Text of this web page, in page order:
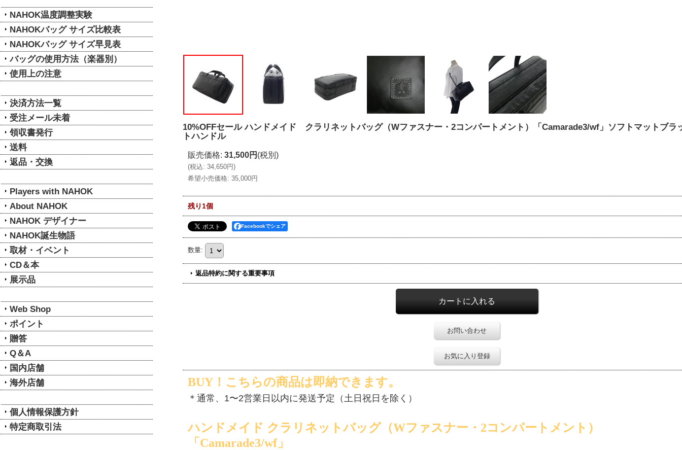
NAHOK温度調整実験
NAHOKバッグ サイズ比較表
NAHOKバッグ サイズ早見表
バッグの使用方法（楽器別）
使用上の注意
決済方法一覧
受注メール未着
領収書発行
送料
返品・交換
Players with NAHOK
About NAHOK
NAHOK デザイナー
NAHOK誕生物語
取材・イベント
CD＆本
展示品
Web Shop
ポイント
贈答
Q＆A
国内店舗
海外店舗
個人情報保護方針
特定商取引法
10%OFFセール ハンドメイド クラリネットバッグ（Wファスナー・2コンパートメント）「Camarade3/wf」ソフトマットブラ
トハンドル
販売価格: 31,500円 (税別)
(税込: 34,650円)
希望小売価格: 35,000円
残り1個
Facebookでシェア
数量:
返品特約に関する重要事項
お問い合わせ
お気に入り登録
BUY！こちらの商品は即納できます。
＊通常、1〜2営業日以内に発送予定（土日祝日を除く）
ハンドメイド クラリネットバッグ（Wファスナー・2コンパートメント）
「Camarade3/wf」